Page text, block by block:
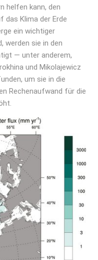
helfen kann, den
das Klima der Erde
ein wichtiger
werden sie in den
— unter anderem,
und Mikolajewicz
um sie in die
Rechenaufwand für die